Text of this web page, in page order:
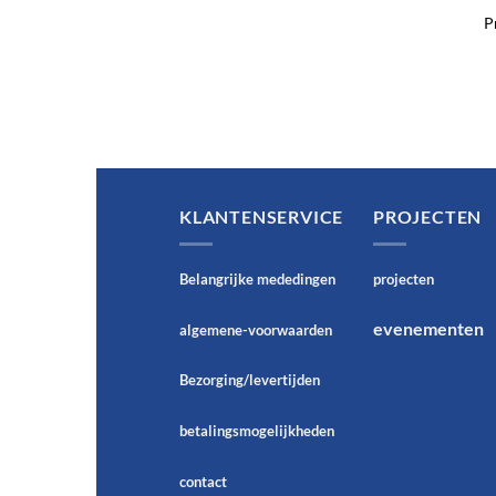
KLANTENSERVICE
Belangrijke mededingen
algemene-voorwaarden
Bezorging/levertijden
betalingsmogelijkheden
contact
PROJECTEN
projecten
evenementen